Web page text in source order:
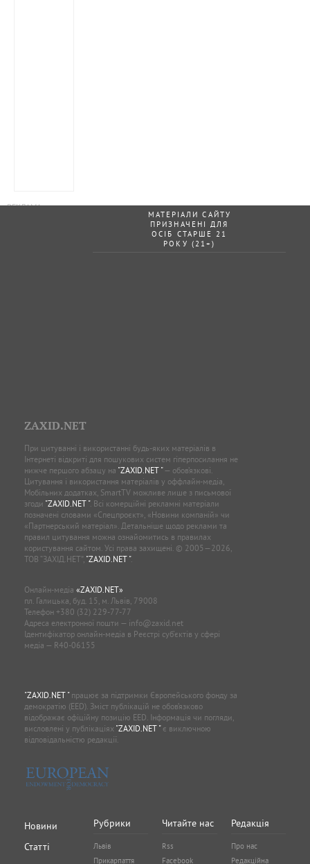
МАТЕРІАЛИ САЙТУ
ПРИЗНАЧЕНІ ДЛЯ
ОСІБ СТАРШЕ 21
РОКУ (21+)
ZAXID.NET
При цитуванні і використанні будь-яких матеріалів в
Інтернеті відкриті для пошукових систем гіперпосилання не
нижче першого абзацу на "ZAXID.NET "— обов’язкові.
Цитування і використання матеріалів у оффлайн-медіа,
Мобільних додатках, SmartTV можливе лише з письмової
згоди "ZAXID.NET ". Всі комерційні рекламні матеріали
позначені словами «Спецпроєкт», «Новини компаній» чи
«Партнерський матеріал». Детальніше щодо реклами та
правил цитування можна ознайомитись в правилах
користування сайтом. Усі права захищені. © 2005—2026,
ТОВ “ЗАХІД.НЕТ”, "ZAXID.NET ".
Онлайн-медіа «ZAXID.NET»
пл. Галицька, буд. 15, м. Львів, 79008
Телефон +380 (32) 229-77-77
Адреса електронної пошти — info@zaxid.net
Ідентифікатор онлайн-медіа в Реєстрі суб'єктів у сфері
медіа — R40-06155
"ZAXID.NET "працює за підтримки Європейського фонду за
демократію (EED). Зміст публікацій не обов’язково
відображає офіційну позицію EED. Інформація чи погляди,
висловлені у публікаціях "ZAXID.NET "є виключною
відповідальністю редакції.
Новини
Статті
Рубрики
Львів
Прикарпаття
Читайте нас
Rss
Facebook
Редакція
Про нас
Редакційна